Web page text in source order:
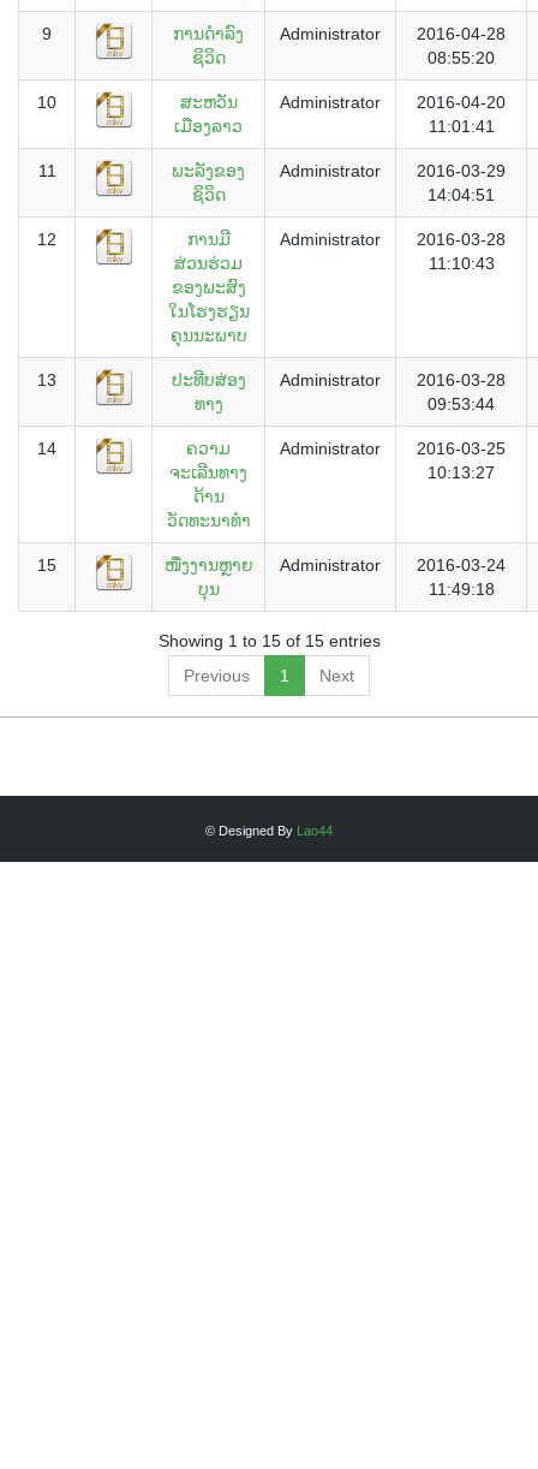
9
ການດຳລົງ
ຊິວິດ
Administrator
2016-04-28
08:55:20
10
ສະຫວັນ
ເມືອງລາວ
Administrator
2016-04-20
11:01:41
11
ພະລັງຂອງ
ຊິວິດ
Administrator
2016-03-29
14:04:51
12
ການມີ
ສ່ວນຮ່ວມ
ຂອງພະສົງ
ໃນໂຮງຮຽນ
ຄຸນນະພາບ
Administrator
2016-03-28
11:10:43
13
ປະທີບສ່ອງ
ທາງ
Administrator
2016-03-28
09:53:44
14
ຄວາມ
ຈະເລີນທາງ
ດ້ານ
ວັດທະນາທຳ
Administrator
2016-03-25
10:13:27
15
ໜື່ງງານຫຼາຍ
ບຸນ
Administrator
2016-03-24
11:49:18
Showing 1 to 15 of 15 entries
Previous
1 Next
© Designed By Lao44